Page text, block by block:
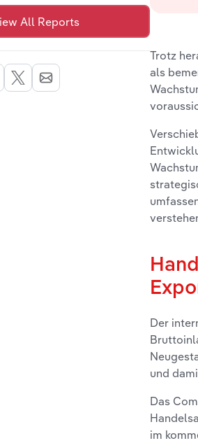
All Reports
Trotz
als
Der
und
Das
im